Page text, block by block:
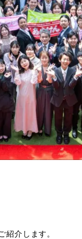
紹介します。